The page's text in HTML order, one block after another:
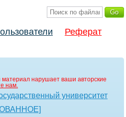
Реферат
нарушает ваши авторские
нам.
университет